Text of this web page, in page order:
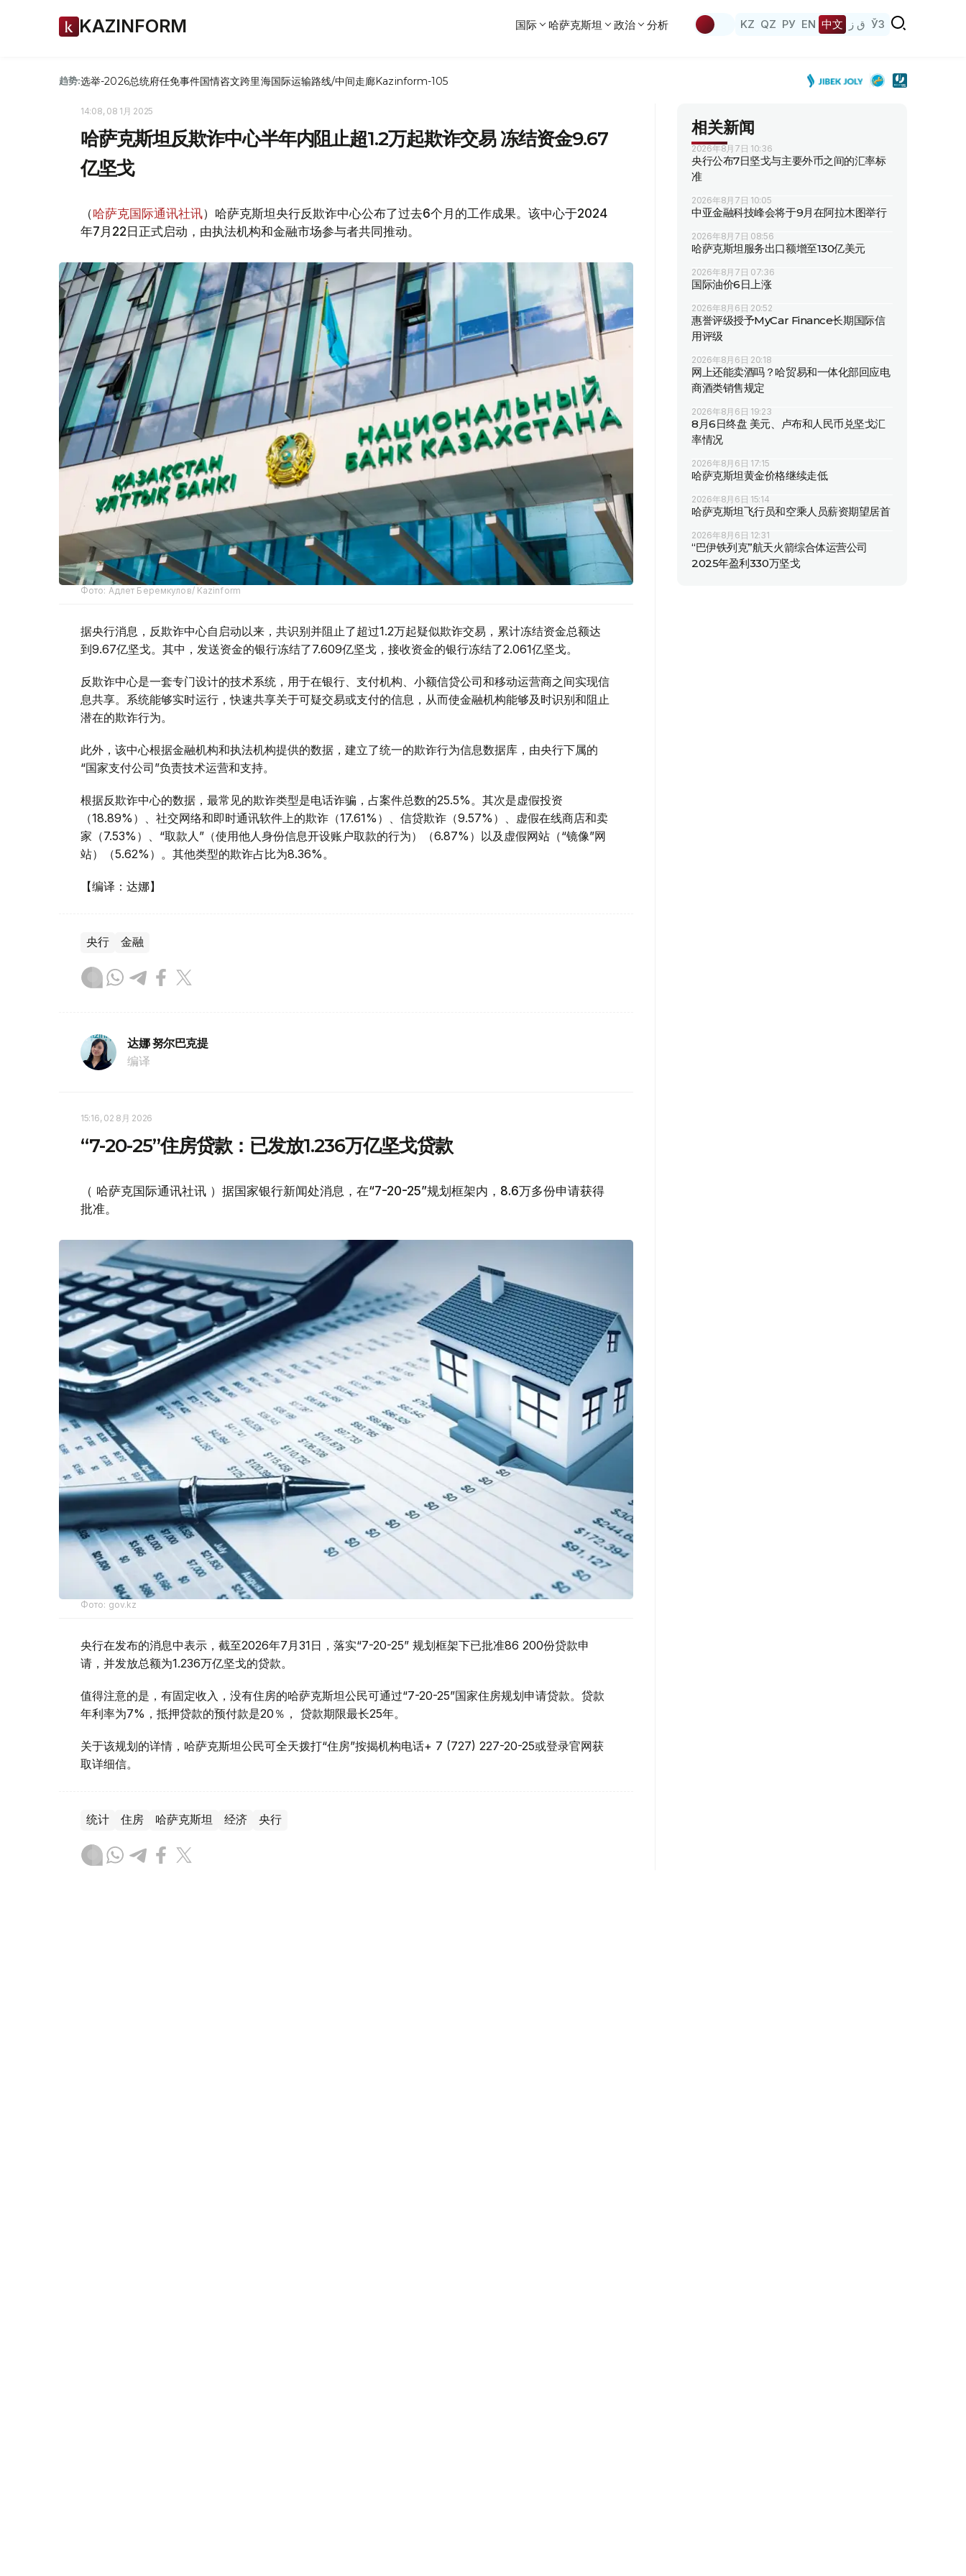
KAZINFORM 国际 哈萨克斯坦 政治 分析 KZ QZ РУ EN 中文 ق ز ЎЗ
趋势:选举-2026总统府任免事件国情咨文跨里海国际运输路线/中间走廊Kazinform-105
14:08, 08 1月 2025
哈萨克斯坦反欺诈中心半年内阻止超1.2万起欺诈交易 冻结资金9.67
亿坚戈
（哈萨克国际通讯社讯）哈萨克斯坦央行反欺诈中心公布了过去6个月的工作成果。该中心于2024
年7月22日正式启动，由执法机构和金融市场参与者共同推动。
Фото: Адлет Беремкулов/ Kazinform
据央行消息，反欺诈中心自启动以来，共识别并阻止了超过1.2万起疑似欺诈交易，累计冻结资金总额达
到9.67亿坚戈。其中，发送资金的银行冻结了7.609亿坚戈，接收资金的银行冻结了2.061亿坚戈。
反欺诈中心是一套专门设计的技术系统，用于在银行、支付机构、小额信贷公司和移动运营商之间实现信
息共享。系统能够实时运行，快速共享关于可疑交易或支付的信息，从而使金融机构能够及时识别和阻止
潜在的欺诈行为。
此外，该中心根据金融机构和执法机构提供的数据，建立了统一的欺诈行为信息数据库，由央行下属的
“国家支付公司”负责技术运营和支持。
根据反欺诈中心的数据，最常见的欺诈类型是电话诈骗，占案件总数的25.5%。其次是虚假投资
（18.89%）、社交网络和即时通讯软件上的欺诈（17.61%）、信贷欺诈（9.57%）、虚假在线商店和卖
家（7.53%）、“取款人”（使用他人身份信息开设账户取款的行为）（6.87%）以及虚假网站（“镜像”网
站）（5.62%）。其他类型的欺诈占比为8.36%。
【编译：达娜】
央行 金融
达娜 努尔巴克提
编译
15:16, 02 8月 2026
“7-20-25”住房贷款：已发放1.236万亿坚戈贷款
（ 哈萨克国际通讯社讯 ）据国家银行新闻处消息，在“7-20-25”规划框架内，8.6万多份申请获得
批准。
Фото: gov.kz
央行在发布的消息中表示，截至2026年7月31日，落实“7-20-25” 规划框架下已批准86 200份贷款申
请，并发放总额为1.236万亿坚戈的贷款。
值得注意的是，有固定收入，没有住房的哈萨克斯坦公民可通过“7-20-25”国家住房规划申请贷款。贷款
年利率为7%，抵押贷款的预付款是20％， 贷款期限最长25年。
关于该规划的详情，哈萨克斯坦公民可全天拨打“住房”按揭机构电话+ 7 (727) 227-20-25或登录官网获
取详细信。
统计 住房 哈萨克斯坦 经济 央行
相关新闻
2026年8月7日 10:36
央行公布7日坚戈与主要外币之间的汇率标
准
2026年8月7日 10:05
中亚金融科技峰会将于9月在阿拉木图举行
2026年8月7日 08:56
哈萨克斯坦服务出口额增至130亿美元
2026年8月7日 07:36
国际油价6日上涨
2026年8月6日 20:52
惠誉评级授予MyCar Finance长期国际信
用评级
2026年8月6日 20:18
网上还能卖酒吗？哈贸易和一体化部回应电
商酒类销售规定
2026年8月6日 19:23
8月6日终盘 美元、卢布和人民币兑坚戈汇
率情况
2026年8月6日 17:15
哈萨克斯坦黄金价格继续走低
2026年8月6日 15:14
哈萨克斯坦飞行员和空乘人员薪资期望居首
2026年8月6日 12:31
“巴伊铁列克”航天火箭综合体运营公司
2025年盈利330万坚戈